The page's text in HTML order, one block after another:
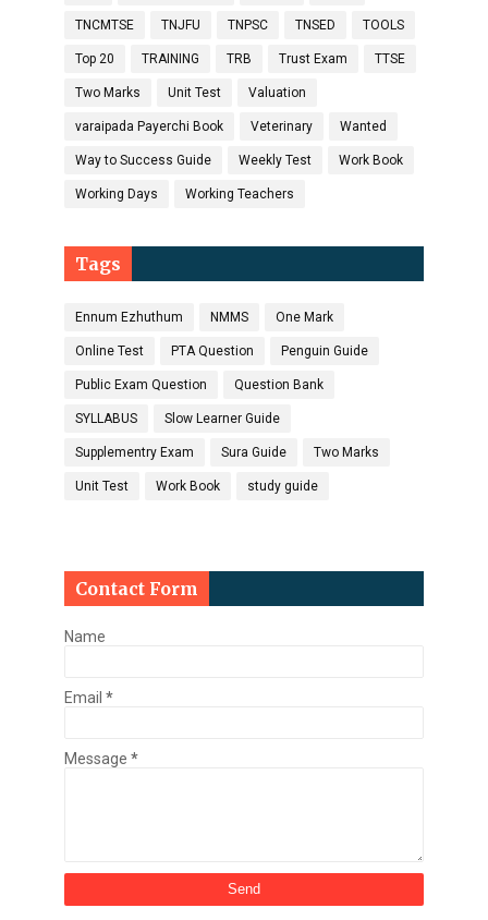
TNCMTSE TNJFU TNPSC TNSED TOOLS
Top 20 TRAINING TRB Trust Exam TTSE
Two Marks Unit Test Valuation
varaipada Payerchi Book Veterinary Wanted
Way to Success Guide Weekly Test Work Book
Working Days Working Teachers
Tags
Ennum Ezhuthum NMMS One Mark
Online Test PTA Question Penguin Guide
Public Exam Question Question Bank
SYLLABUS Slow Learner Guide
Supplementry Exam Sura Guide Two Marks
Unit Test Work Book study guide
Contact Form
Name
Email *
Message *